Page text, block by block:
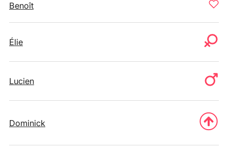
Benoît
Élie
Lucien
Dominick